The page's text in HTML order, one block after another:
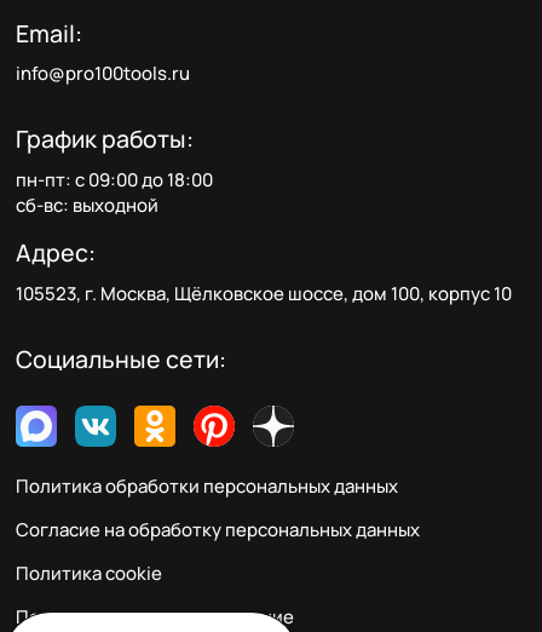
Email:
info@pro100tools.ru
График работы:
пн-пт: с 09:00 до 18:00
сб-вс: выходной
Адрес:
105523, г. Москва, Щёлковское шоссе, дом 100, корпус 10
Социальные сети:
Политика обработки персональных данных
Согласие на обработку персональных данных
Политика cookie
Пользовательское соглашение